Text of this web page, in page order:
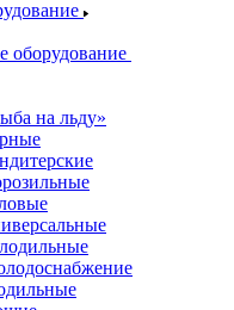
оборудование
на льду»